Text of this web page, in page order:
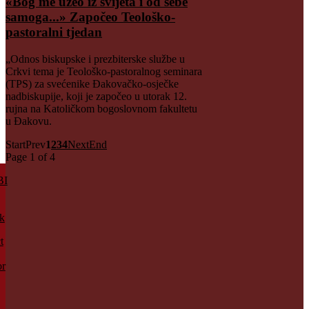
samoga...» Započeo Teološko-
pastoralni tjedan
„Odnos biskupske i prezbiterske službe u
Crkvi tema je Teološko-pastoralnog seminara
(TPS) za svećenike Đakovačko-osječke
nadbiskupije, koji je započeo u utorak 12.
rujna na Katoličkom bogoslovnom fakultetu
u Đakovu.
StartPrev1234NextEnd
Page 1 of 4